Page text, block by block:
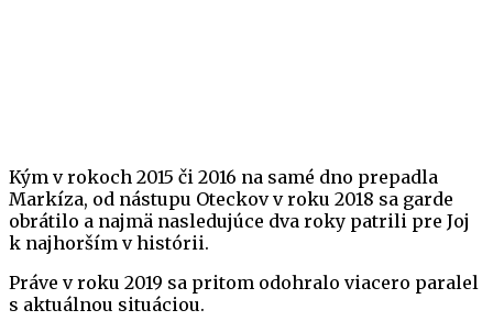
Kým v rokoch 2015 či 2016 na samé dno prepadla
Markíza, od nástupu Oteckov v roku 2018 sa garde
obrátilo a najmä nasledujúce dva roky patrili pre Joj
k najhorším v histórii.
Práve v roku 2019 sa pritom odohralo viacero paralel
s aktuálnou situáciou.